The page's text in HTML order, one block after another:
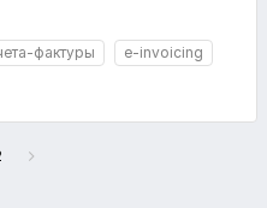
фактуры
e-invoicing